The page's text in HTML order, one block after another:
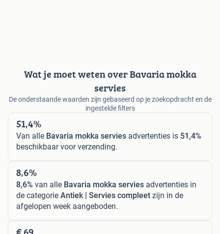
Wat je moet weten over Bavaria mokka
servies
De onderstaande waarden zijn gebaseerd op je zoekopdracht en de
ingestelde filters
51,4%
Van alle Bavaria mokka servies advertenties is 51,4%
beschikbaar voor verzending.
8,6%
8,6% van alle Bavaria mokka servies advertenties in
de categorie Antiek | Servies compleet zijn in de
afgelopen week aangeboden.